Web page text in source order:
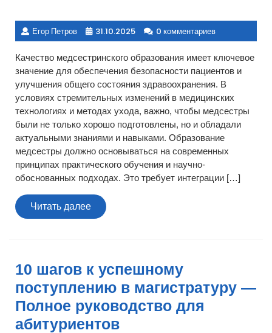
Егор Петров 31.10.2025 0 комментариев
Качество медсестринского образования имеет ключевое
значение для обеспечения безопасности пациентов и
улучшения общего состояния здравоохранения. В
условиях стремительных изменений в медицинских
технологиях и методах ухода, важно, чтобы медсестры
были не только хорошо подготовлены, но и обладали
актуальными знаниями и навыками. Образование
медсестры должно основываться на современных
принципах практического обучения и научно-
обоснованных подходах. Это требует интеграции […]
Читать далееЧитать
далее
10 шагов к успешному
поступлению в магистратуру —
Полное руководство для
абитуриентов